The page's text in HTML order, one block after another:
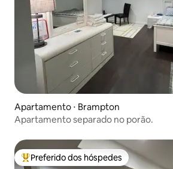
Apartamento ⋅ Brampton
Apartamento separado no porão.
Entre os melhores preferidos dos
Preferido dos hóspedes